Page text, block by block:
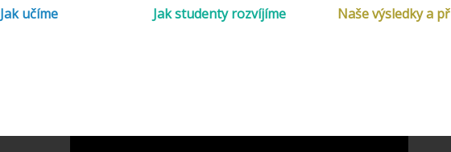
Jak učíme Jak studenty rozvíjíme Naše výsledky a